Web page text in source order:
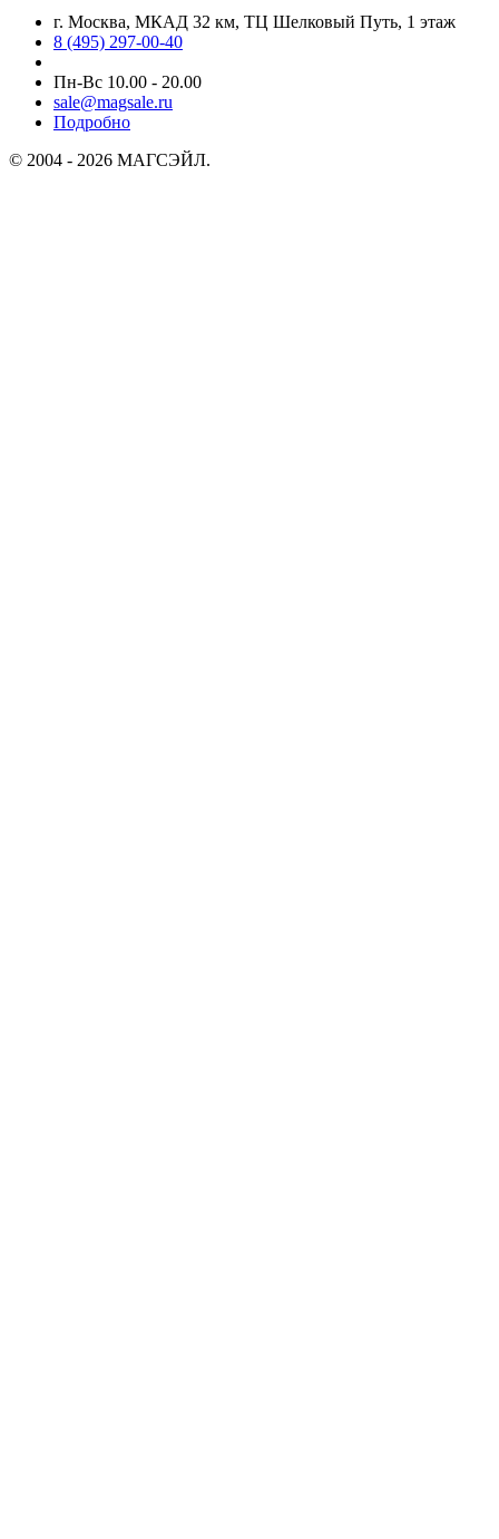
г. Москва, МКАД 32 км, ТЦ Шелковый Путь, 1 этаж
8 (495) 297-00-40
Пн-Вс 10.00 - 20.00
sale@magsale.ru
Подробно
© 2004 - 2026 МАГСЭЙЛ.